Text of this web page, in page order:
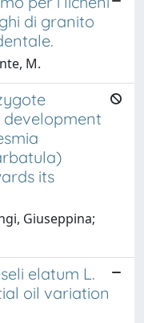
di granito
M.
its
Giuseppina;
elatum L.
oil variation